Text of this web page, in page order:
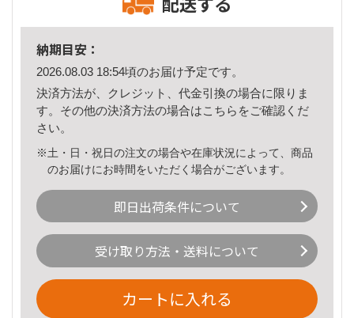
納期目安：
2026.08.03 18:54頃のお届け予定です。
決済方法が、クレジット、代金引換の場合に限りま
す。その他の決済方法の場合はこちら をご確認くだ
さい。
※土・日・祝日の注文の場合や在庫状況によって、商品
のお届けにお時間をいただく場合がございます。
即日出荷条件について
受け取り方法・送料について
カートに入れる